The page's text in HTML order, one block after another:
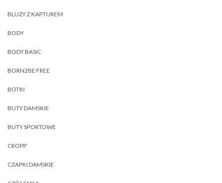
BLUZY Z KAPTUREM
BODY
BODY BASIC
BORN2BE FREE
BOTKI
BUTY DAMSKIE
BUTY SPORTOWE
CROPP
CZAPKI DAMSKIE